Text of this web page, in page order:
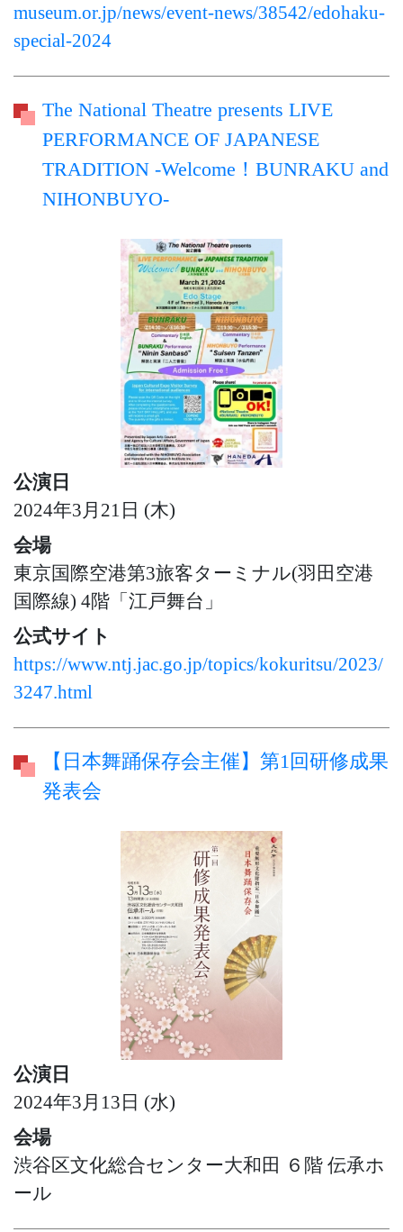
museum.or.jp/news/event-news/38542/edohaku-
special-2024
The National Theatre presents LIVE
PERFORMANCE OF JAPANESE
TRADITION -Welcome！BUNRAKU and
NIHONBUYO-
公演日
2024年3月21日 (木)
会場
東京国際空港第3旅客ターミナル(羽田空港
国際線) 4階「江戸舞台」
公式サイト
https://www.ntj.jac.go.jp/topics/kokuritsu/2023/
3247.html
【日本舞踊保存会主催】第1回研修成果
発表会
公演日
2024年3月13日 (水)
会場
渋谷区文化総合センター大和田 ６階 伝承ホ
ール